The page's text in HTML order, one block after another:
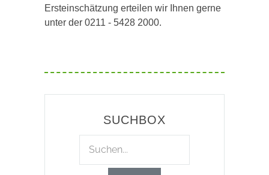
Ersteinschätzung erteilen wir Ihnen gerne
unter der 0211 - 5428 2000.
SUCHBOX